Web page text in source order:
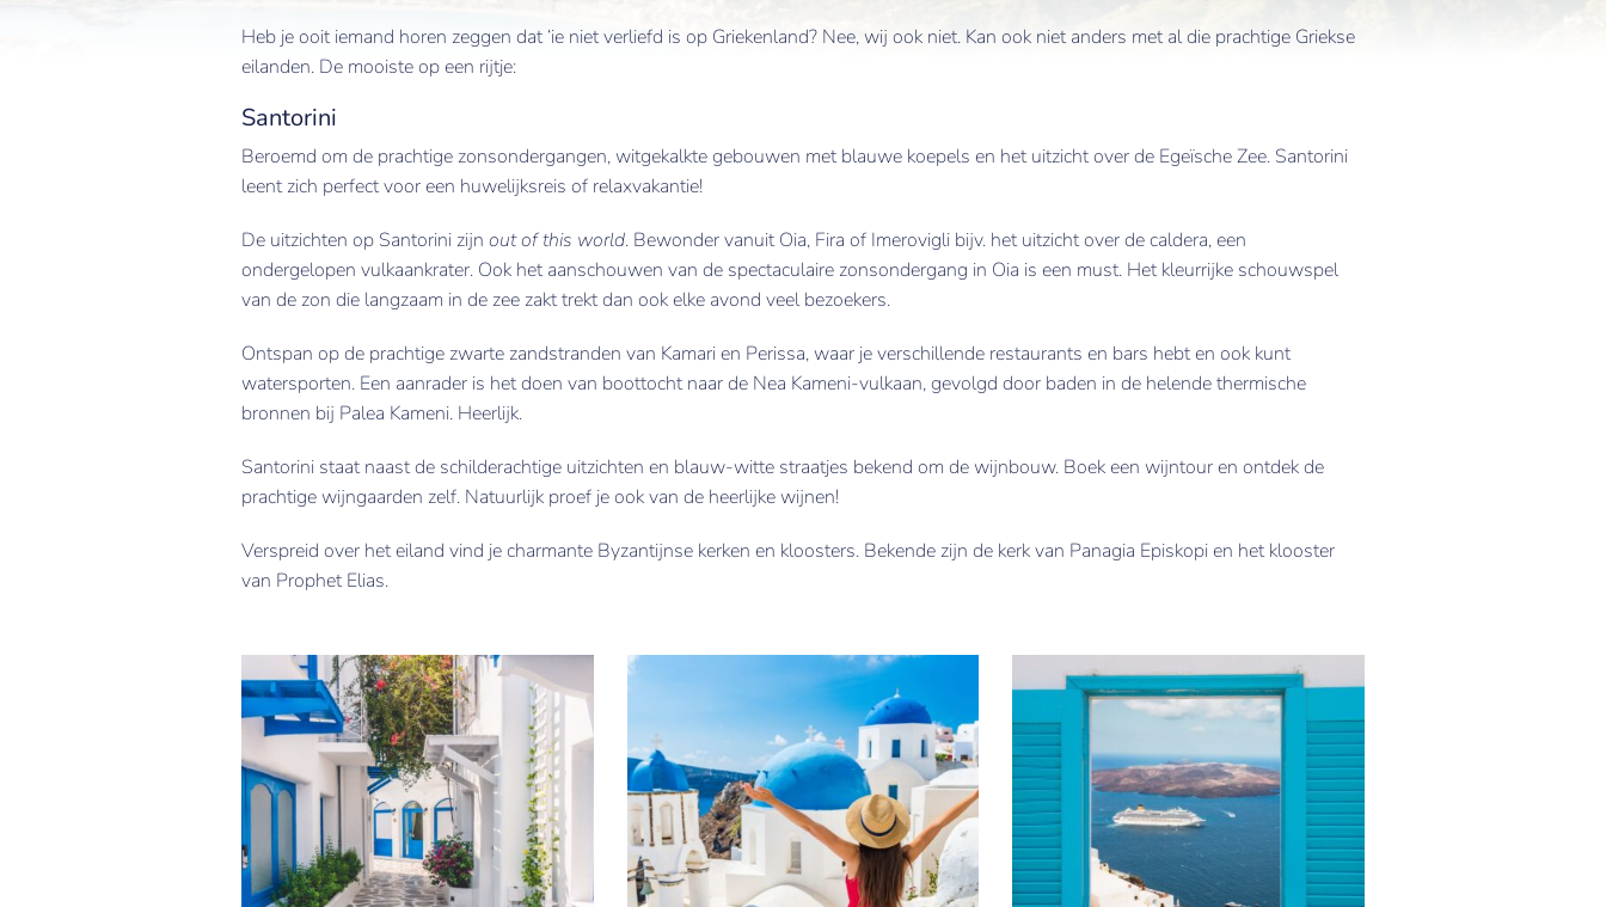
Heb je ooit iemand horen zeggen dat ‘ie niet verliefd is op Griekenland? Nee, wij ook niet. Kan ook niet anders met al die prachtige Griekse
eilanden. De mooiste op een rijtje:
Santorini
Beroemd om de prachtige zonsondergangen, witgekalkte gebouwen met blauwe koepels en het uitzicht over de Egeïsche Zee. Santorini
leent zich perfect voor een huwelijksreis of relaxvakantie!
De uitzichten op Santorini zijn out of this world. Bewonder vanuit Oia, Fira of Imerovigli bijv. het uitzicht over de caldera, een
ondergelopen vulkaankrater. Ook het aanschouwen van de spectaculaire zonsondergang in Oia is een must. Het kleurrijke schouwspel
van de zon die langzaam in de zee zakt trekt dan ook elke avond veel bezoekers.
Ontspan op de prachtige zwarte zandstranden van Kamari en Perissa, waar je verschillende restaurants en bars hebt en ook kunt
watersporten. Een aanrader is het doen van boottocht naar de Nea Kameni-vulkaan, gevolgd door baden in de helende thermische
bronnen bij Palea Kameni. Heerlijk.
Santorini staat naast de schilderachtige uitzichten en blauw-witte straatjes bekend om de wijnbouw. Boek een wijntour en ontdek de
prachtige wijngaarden zelf. Natuurlijk proef je ook van de heerlijke wijnen!
Verspreid over het eiland vind je charmante Byzantijnse kerken en kloosters. Bekende zijn de kerk van Panagia Episkopi en het klooster
van Prophet Elias.